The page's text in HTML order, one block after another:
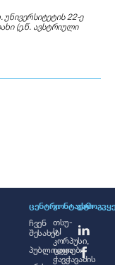
უნივერსიტეტის 22-ე
(ე.წ. ავსტრიული
ᲪᲔᲜᲢᲠᲘ
ჩვენ
შესახებ
პუბლიკაციები
ᲙᲝᲜᲢᲐᲥᲢᲘ
თსუ-
ს I
კორპუსი,
ილია
ჭავჭავაძის